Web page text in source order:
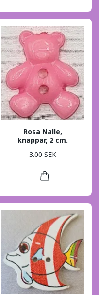
Rosa Nalle,
knappar, 2 cm.
3.00 SEK